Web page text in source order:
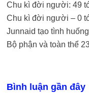
Chu kì đời người: 49
Chu kì đời người – 0
Junnaid tạo tình
Bộ phận và toàn thể
Bình luận gần đây